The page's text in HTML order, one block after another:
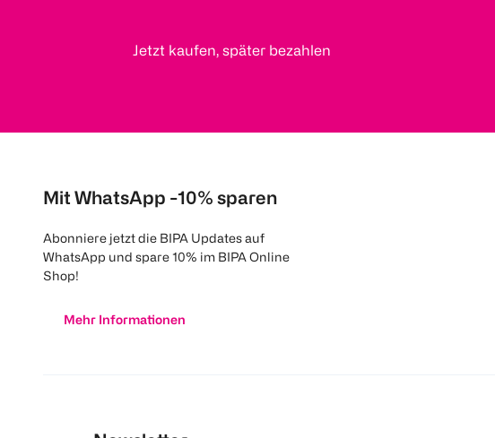
Jetzt kaufen, später bezahlen
Mit WhatsApp -10% sparen
Abonniere jetzt die BIPA Updates auf
WhatsApp und spare 10% im BIPA Online
Shop!
Mehr Informationen